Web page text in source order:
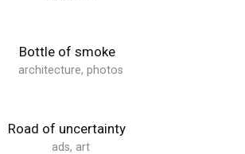
Bottle of smoke
architecture, photos
Road of uncertainty
ads, art